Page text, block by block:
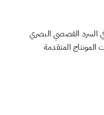
السرد القصصي البصري
المونتاج المتقدمة